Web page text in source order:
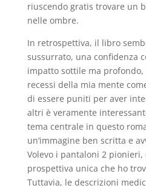
riuscendo gratis trovare un
nelle ombre.
In retrospettiva, il libro
sussurrato, una confidenza
impatto sottile ma
recessi della mia mente
di essere puniti per aver
altri è veramente
tema centrale in questo
un’immagine ben scritta e
Volevo i pantaloni 2
prospettiva unica che ho
Tuttavia, le descrizioni